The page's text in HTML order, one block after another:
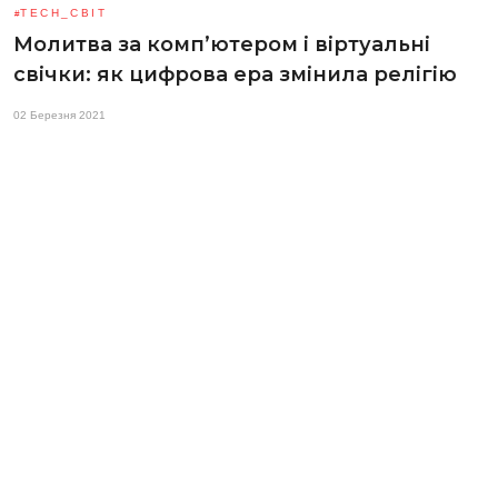
TECH_СВІТ
Молитва за комп’ютером і віртуальні
свічки: як цифрова ера змінила релігію
02 Березня 2021